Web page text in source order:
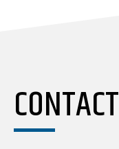
CONTACT